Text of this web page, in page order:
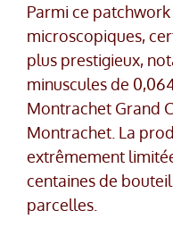
Parmi ce
microscopiques,
plus prestigieux,
minuscules de
Montrachet Grand
Montrachet. La
extrêmement
centaines de
parcelles.